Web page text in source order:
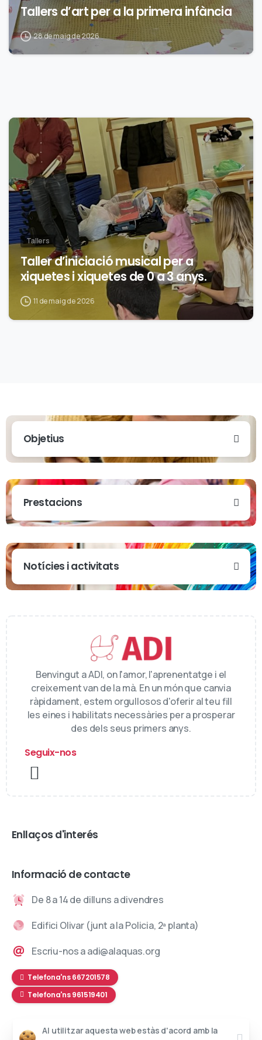
Tallers d’art per a la primera infància
28 de maig de 2026
0
Tallers
Taller d’iniciació musical per a
xiquetes i xiquetes de 0 a 3 anys.
11 de maig de 2026
Objetius
Prestacions
Notícies i activitats
Benvingut a ADI, on l'amor, l'aprenentatge i el
creixement van de la mà. En un món que canvia
ràpidament, estem orgullosos d'oferir al teu fill
les eines i habilitats necessàries per a prosperar
des dels seus primers anys.
Seguix-nos
Enllaços d'interés
Informació de contacte
De 8 a 14 de dilluns a divendres
Edifici Olivar (junt a la Policia, 2ª planta)
Escriu-nos a adi@alaquas.org
Telefona'ns 667201578
Telefona'ns 961519401
Al utilitzar aquesta web estàs d'acord amb la